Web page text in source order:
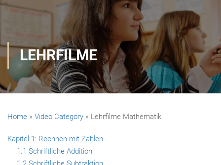
LEHRFILME
Home » Video Category » Lehrfilme Mathematik
Kapitel 1: Rechnen mit Zahlen
1.1 Schriftliche Addition